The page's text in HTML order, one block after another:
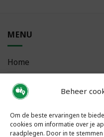
Beheer
Om de beste ervaringen te
cookies om informatie over je
raadplegen. Door in te
MENU
Home
Bestellen
Meest gestelde vragen